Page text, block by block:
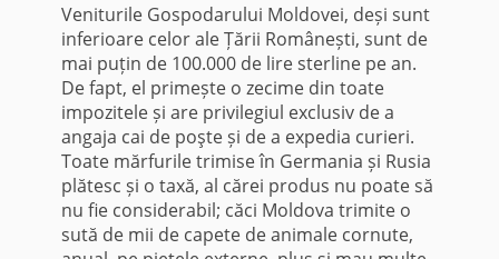
Veniturile Gospodarului Moldovei, deși sunt
inferioare celor ale Țării Românești, sunt de
mai puțin de 100.000 de lire sterline pe an.
De fapt, el primește o zecime din toate
impozitele și are privilegiul exclusiv de a
angaja cai de poşte și de a expedia curieri.
Toate mărfurile trimise în Germania și Rusia
plătesc și o taxă, al cărei produs nu poate să
nu fie considerabil; căci Moldova trimite o
sută de mii de capete de animale cornute,